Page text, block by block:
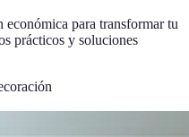
para transformar tu
prácticos y soluciones